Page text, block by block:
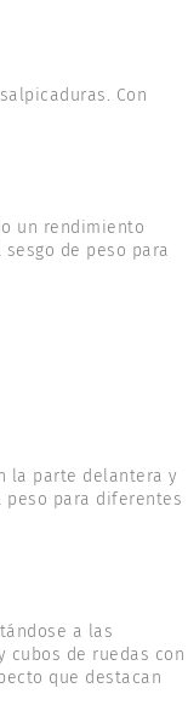
Con
un rendimiento
de peso para
la parte delantera y
para diferentes
a las
cubos de ruedas con
que destacan